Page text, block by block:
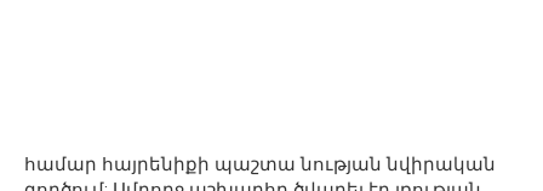
համար հայրենիքի պաշտա նության նվիրական